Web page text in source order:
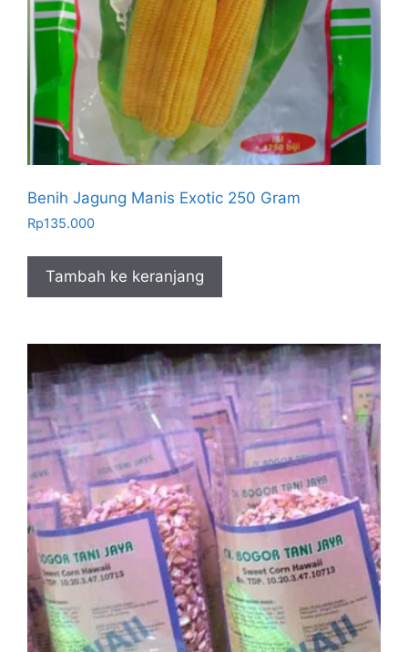
Benih Jagung Manis Exotic 250 Gram
Rp135.000
Tambah ke keranjang